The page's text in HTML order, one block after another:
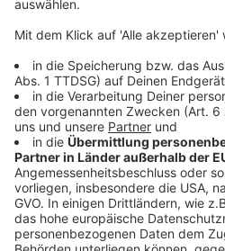
Und so bereitet ihr das
Schaschlik:
Den Schweinenacken in
schneiden.
Die Paprika halbieren,
würfeln.
Die Zwiebel schälen und